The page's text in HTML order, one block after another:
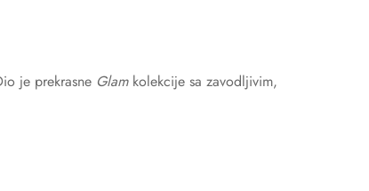
je prekrasne Glamkolekcije sa zavodljivim,